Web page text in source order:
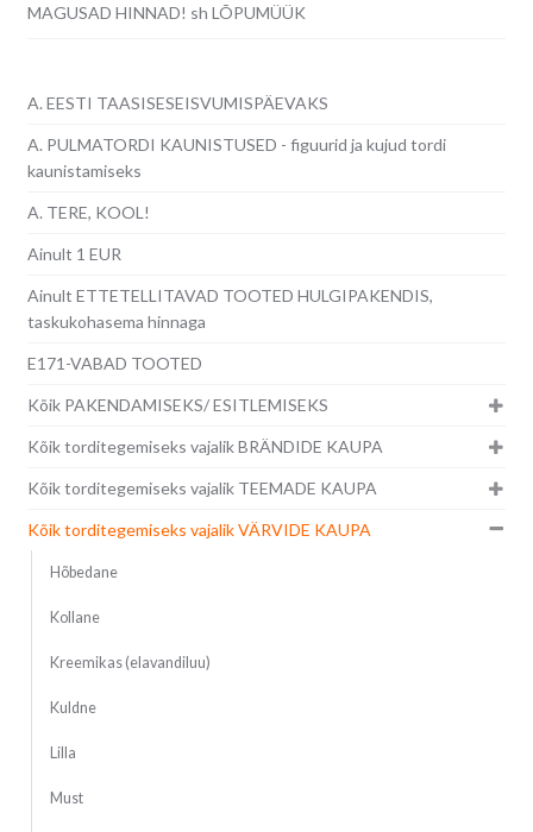
MAGUSAD HINNAD! sh LÕPUMÜÜK
A. EESTI TAASISESEISVUMISPÄEVAKS
A. PULMATORDI KAUNISTUSED - figuurid ja kujud tordi
kaunistamiseks
A. TERE, KOOL!
Ainult 1 EUR
Ainult ETTETELLITAVAD TOOTED HULGIPAKENDIS,
taskukohasema hinnaga
E171-VABAD TOOTED
Kõik PAKENDAMISEKS/ ESITLEMISEKS
Kõik torditegemiseks vajalik BRÄNDIDE KAUPA
Kõik torditegemiseks vajalik TEEMADE KAUPA
Kõik torditegemiseks vajalik VÄRVIDE KAUPA
Hõbedane
Kollane
Kreemikas (elavandiluu)
Kuldne
Lilla
Must